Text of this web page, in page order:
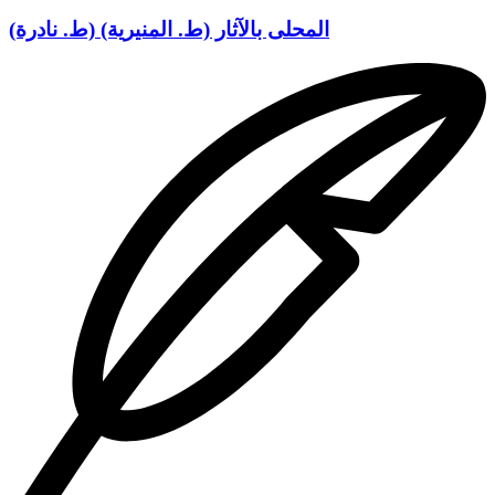
الباطل لا جماعهم معنا على أن كل حكم من هذه التي ذكروا له (۱)
وأعمال مخالفة لسائرها لا يجوز أن يجمع بينهما فيه ، فالبيع
ينتقل فيه ملك رقبة المبيع وثمنه وليس ذلك في شيء من
التي ذكروا ، والنكاح فيه اباحة فرج كان محرما بغير ملك رقبته ولا
يجوز فيه اشتراط خيار أصلا ولا تأجيل ، وهم يجيزون الخيار
المشترط في البيع والتأجيل ولا يرون قياس أحدهما على الآخر في
ذلك جائزا ، والطلاق تحريم فرج محلل اما فى وقته واما الى مدة
بغير نقل ملك ولا يجوز فيه اشتراط خيار بعد ايقاعه أصلا بخلاف البيع
، والاجارة إباحة منافع بعوض لا تملك به الرقبة بخلاف البيع ويجوز
في الحر بخلاف البيع وهى الى أجل ولابد إما معلوم واما مجهول ان
كان في عمل محدود بخلاف البيع ، والخلع طلاق بمال لا يجوز فيه
عندهم خيار مشترط بخلاف البيع . والعتق كذلك . والكتابة ، فظهر
سخف قياسهم هذا وانه هوس وتخليط . وكم قصة لهم في التخيير
فى الطلاق أوجبوا فيه الخيار ماداما في مجلسهما وقطعوه بالتفرق
(۲) بابدانهما حيث لم يوجبه قط رب العالمين . ولا رسوله عليه
السلام . ولا قول صاحب. ولا معقول . ولاقياس شبه به لكن بالآراء
الفاسدة ؟ ثم أبطلوه حيث أوجبه الله تعالى على لسان رسوله الله
فحمد الله تعالى على السلامة مما ابتلاهم به، وقال بعضهم: التفرق
بالأبدان في الصرف قبل القبض يبطل العقد فمن المحال أن يكون ما
يبطل العقد هو الذي يثبته . قال على : وهذا كلام في غاية الفساد و لا
التفرق )
المحلى بالآثار (ط. المنيرية) (ط. نادرة)